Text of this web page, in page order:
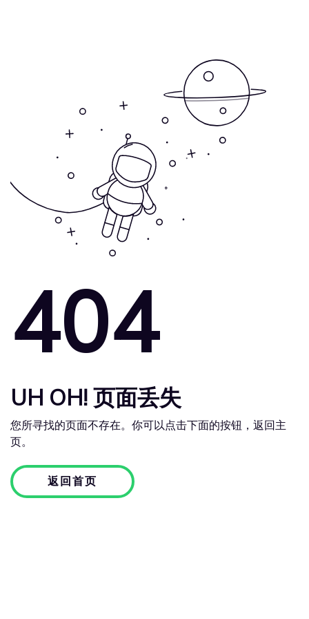
404
UH OH! 页面丢失
您所寻找的页面不存在。你可以点击下面的按钮，返回主
页。
返回首页